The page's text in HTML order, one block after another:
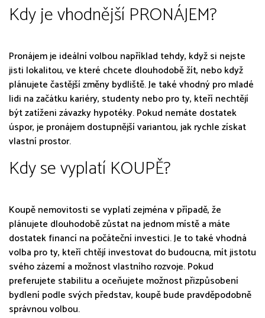
Kdy je vhodnější PRONÁJEM?
Pronájem je ideální volbou například tehdy, když si nejste
jisti lokalitou, ve které chcete dlouhodobě žít, nebo když
plánujete častější změny bydliště. Je také vhodný pro mladé
lidi na začátku kariéry, studenty nebo pro ty, kteří nechtějí
být zatíženi závazky hypotéky. Pokud nemáte dostatek
úspor, je pronájem dostupnější variantou, jak rychle získat
vlastní prostor.
Kdy se vyplatí KOUPĚ?
Koupě nemovitosti se vyplatí zejména v případě, že
plánujete dlouhodobě zůstat na jednom místě a máte
dostatek financí na počáteční investici. Je to také vhodná
volba pro ty, kteří chtějí investovat do budoucna, mít jistotu
svého zázemí a možnost vlastního rozvoje. Pokud
preferujete stabilitu a oceňujete možnost přizpůsobení
bydlení podle svých představ, koupě bude pravděpodobně
správnou volbou.